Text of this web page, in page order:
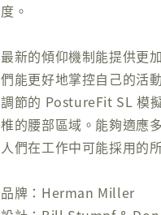
度。
最新的傾仰機制能提供更
們能更好地掌控自己的活
調節的 PostureFit SL 模
椎的腰部區域。能夠適應
人們在工作中可能採用的
品牌：Herman Miller